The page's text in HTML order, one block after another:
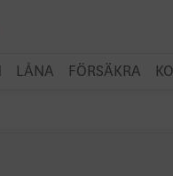
LÅNA FÖRSÄKRA